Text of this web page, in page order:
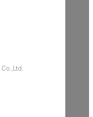
Co.,Ltd.